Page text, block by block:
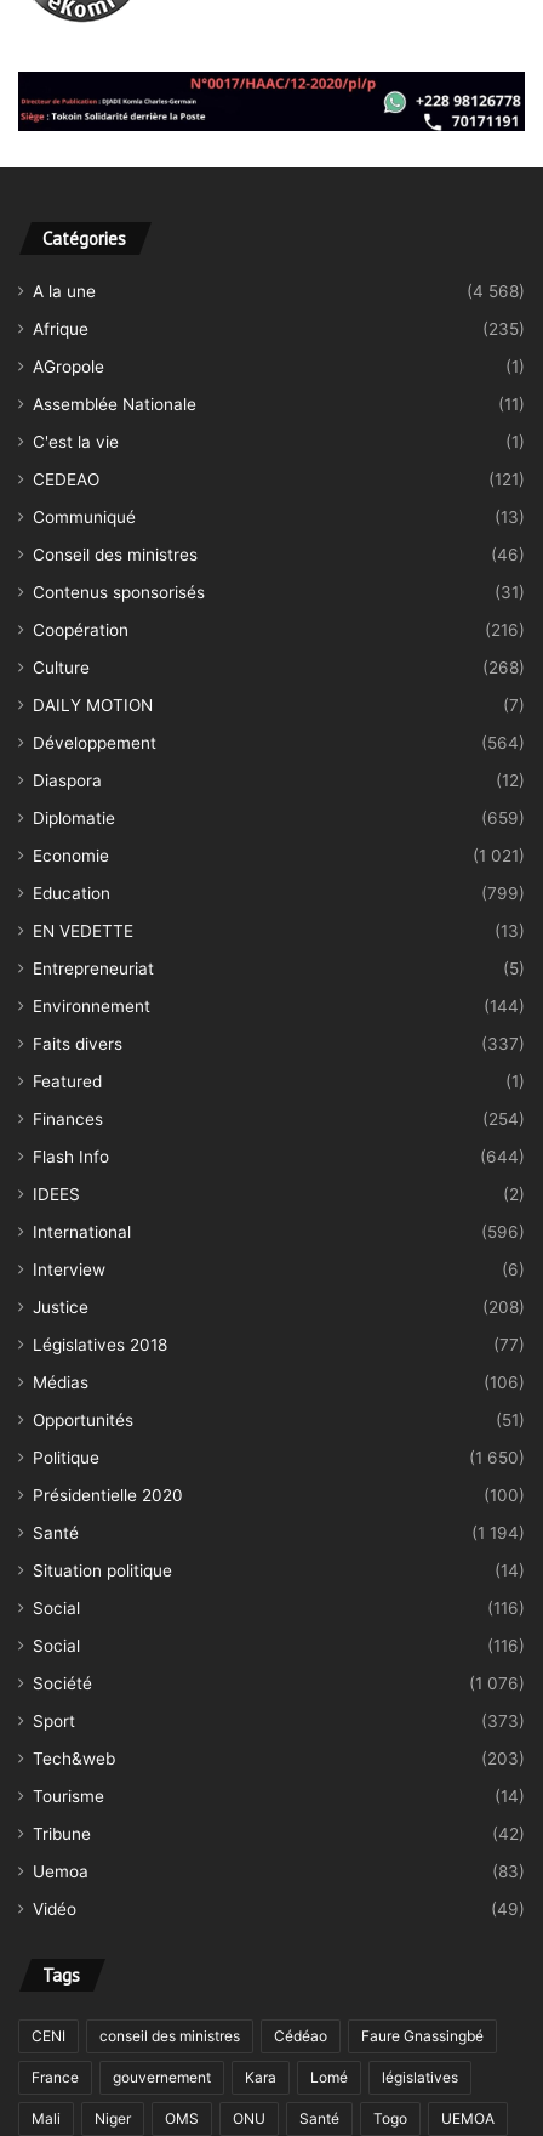
Catégories
A la une
(4 568)
Afrique
(235)
AGropole
(1)
Assemblée Nationale
(11)
C'est la vie
(1)
CEDEAO
(121)
Communiqué
(13)
Conseil des ministres
(46)
Contenus sponsorisés
(31)
Coopération
(216)
Culture
(268)
DAILY MOTION
(7)
Développement
(564)
Diaspora
(12)
Diplomatie
(659)
Economie
(1 021)
Education
(799)
EN VEDETTE
(13)
Entrepreneuriat
(5)
Environnement
(144)
Faits divers
(337)
Featured
(1)
Finances
(254)
Flash Info
(644)
IDEES
(2)
International
(596)
Interview
(6)
Justice
(208)
Législatives 2018
(77)
Médias
(106)
Opportunités
(51)
Politique
(1 650)
Présidentielle 2020
(100)
Santé
(1 194)
Situation politique
(14)
Social
(116)
Social
(116)
Société
(1 076)
Sport
(373)
Tech&web
(203)
Tourisme
(14)
Tribune
(42)
Uemoa
(83)
Vidéo
(49)
Tags
CENI conseil des ministres Cédéao Faure Gnassingbé
France gouvernement Kara Lomé législatives
Mali Niger OMS ONU Santé Togo UEMOA